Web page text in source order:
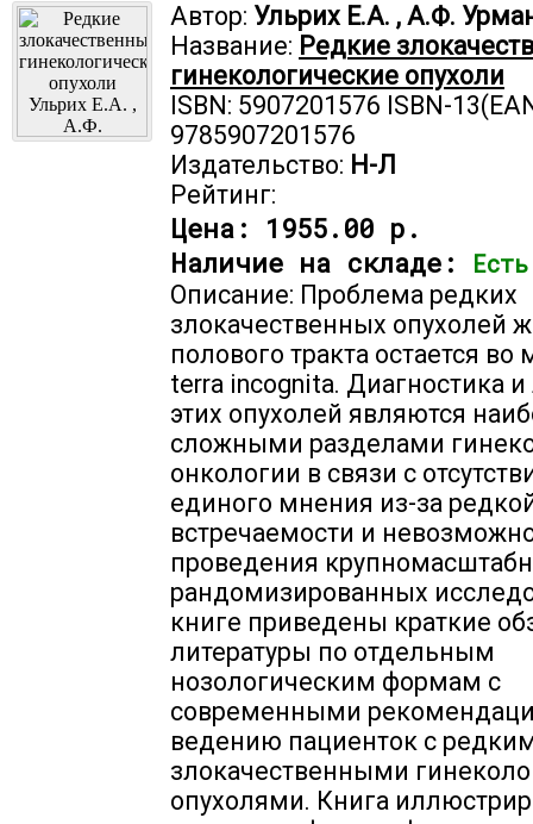
Автор: Ульрих Е.А. , А.Ф.
Название: Редкие
гинекологические опухоли
ISBN: 5907201576 ISBN-
9785907201576
Издательство: Н-Л
Рейтинг:
Цена: 1955.00 р.
Наличие на складе:
Описание: Проблема редких
злокачественных опухолей
полового тракта остается
terra incognita. Диагностика
этих опухолей являются
сложными разделами
онкологии в связи с
единого мнения из-за
встречаемости и
проведения
рандомизированных
книге приведены краткие
литературы по отдельным
нозологическим формам с
современными
ведению пациенток с
злокачественными
опухолями. Книга